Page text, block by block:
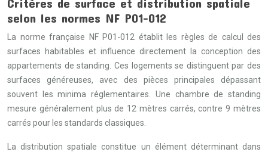
selon les normes NF P01-012
La norme française NF P01-012 établit les règles de calcul des
surfaces habitables et influence directement la conception des
appartements de standing. Ces logements se distinguent par des
surfaces généreuses, avec des pièces principales dépassant
souvent les minima réglementaires. Une chambre de standing
mesure généralement plus de 12 mètres carrés, contre 9 mètres
carrés pour les standards classiques.
La distribution spatiale constitue un élément déterminant dans